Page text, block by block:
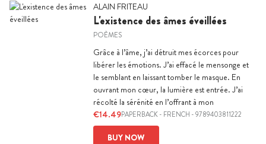
ALAIN FRITEAU
L'existence des âmes éveillées
POÈMES
Grâce à l’âme, j’ai détruit mes écorces pour
libérer les émotions. J’ai effacé le mensonge et
le semblant en laissant tomber le masque. En
ouvrant mon cœur, la lumière est entrée. J’ai
récolté la sérénité en l’offrant à mon
€14.49PAPERBACK- FRENCH - 9789403811222
BUY NOW